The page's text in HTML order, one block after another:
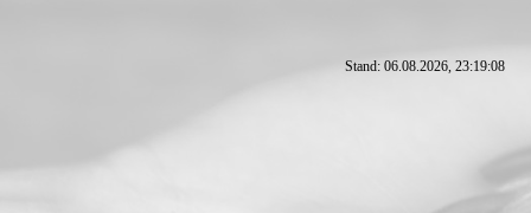
Stand: 06.08.2026, 23:19:08